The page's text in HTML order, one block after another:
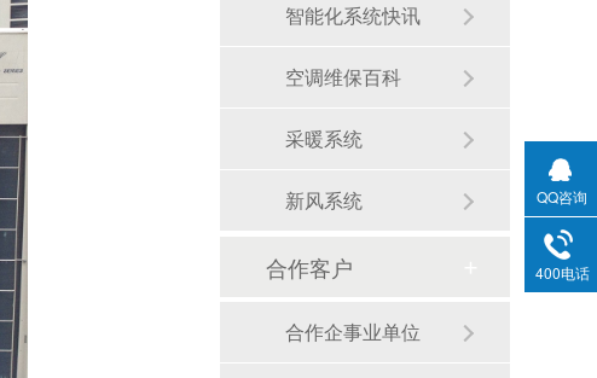
智能化系统快讯
空调维保百科
采暖系统
新风系统
合作客户
合作企事业单位
QQ咨询
400电话